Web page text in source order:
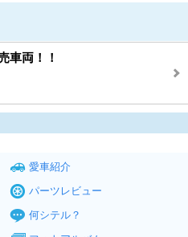
車両！！
愛車紹介
パーツレビュー
何シテル？